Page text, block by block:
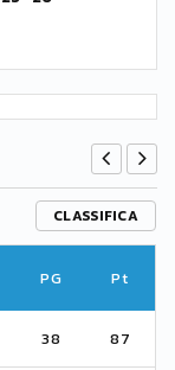
CLASSIFICA
PG Pt
38 87